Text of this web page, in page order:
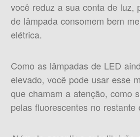
você reduz a sua conta de luz,
de lâmpada consomem bem
elétrica.
Como as lâmpadas de LED
elevado, você pode usar esse
que chamam a atenção, como
pelas fluorescentes no restante